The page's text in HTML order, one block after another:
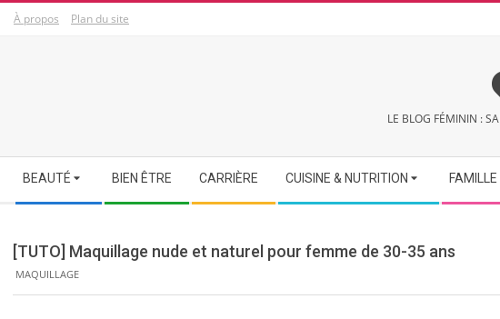
SkipÀ propos Plan du site
LE BLOG FÉMININ :
Secondary
Navigation
Menu
BEAUTÉ BIEN ÊTRE CARRIÈRE CUISINE & NUTRITION FAMILLE
[TUTO] Maquillage nude et naturel pour femme de 30-35 ans
MAQUILLAGE